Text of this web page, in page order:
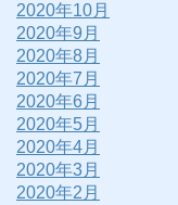
2020年10月
2020年9月
2020年8月
2020年7月
2020年6月
2020年5月
2020年4月
2020年3月
2020年2月